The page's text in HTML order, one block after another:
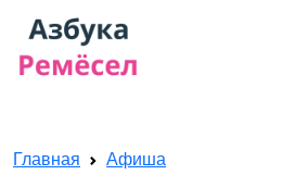
Главная
Афиша